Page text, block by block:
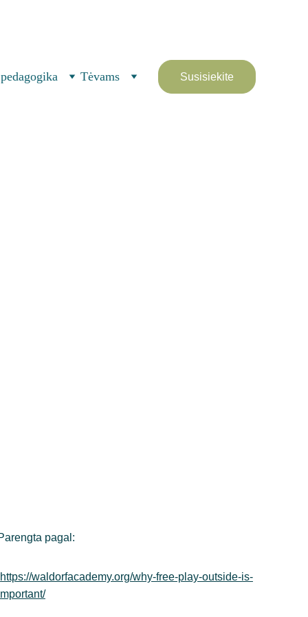
Tėvams Susisiekite
pagal:
https://waldorfacademy.org/why-free-play-outside-is-